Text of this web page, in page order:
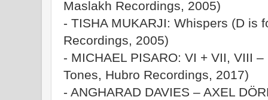
Maslakh Recordings, 2005)
- TISHA MUKARJI: Whispers (D is
Recordings, 2005)
- MICHAEL PISARO: VI + VII, VIII
Tones, Hubro Recordings, 2017)
- ANGHARAD DAVIES – AXEL